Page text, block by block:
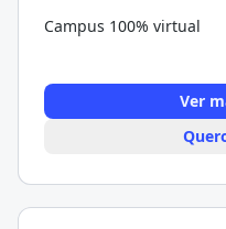
Campus 100% virtual
Ver